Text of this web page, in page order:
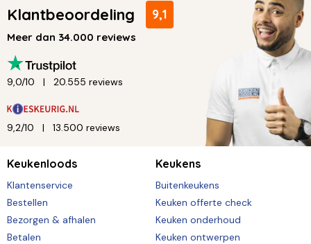
Klantbeoordeling 9,1
Meer dan 34.000 reviews
9,0/10 20.555 reviews
9,2/10 13.500 reviews
Keukenloods
Klantenservice
Bestellen
Bezorgen & afhalen
Betalen
Keukens
Buitenkeukens
Keuken offerte check
Keuken onderhoud
Keuken ontwerpen